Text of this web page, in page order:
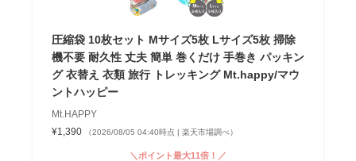
圧縮袋 10枚セット Mサイズ5枚 Lサイズ5枚 掃除
機不要 耐久性 丈夫 簡単 巻くだけ 手巻き パッキン
グ 衣替え 衣類 旅行 トレッキング Mt.happy/マウ
ントハッピー
Mt.HAPPY
¥1,390
（2026/08/05 04:40時点 | 楽天市場調べ）
＼ポイント最大11倍！／